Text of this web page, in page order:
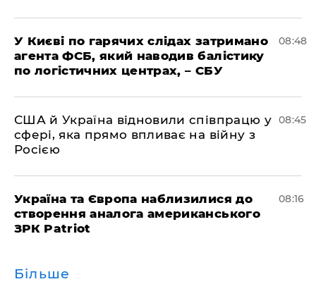
У Києві по гарячих слідах затримано
агента ФСБ, який наводив балістику
по логістичних центрах, – СБУ
08:48
США й Україна відновили співпрацю у
сфері, яка прямо впливає на війну з
Росією
08:45
Україна та Європа наблизилися до
створення аналога американського
ЗРК Patriot
08:16
Більше